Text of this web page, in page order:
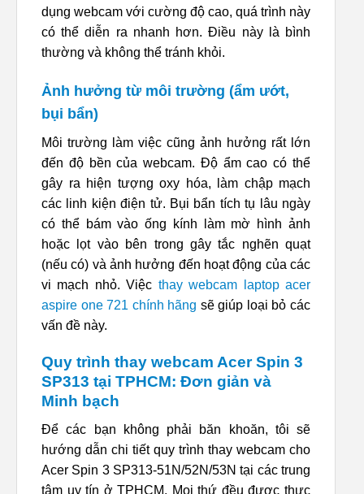
dụng webcam với cường độ cao, quá trình này
có thể diễn ra nhanh hơn. Điều này là bình
thường và không thể tránh khỏi.
Ảnh hưởng từ môi trường (ẩm ướt,
bụi bẩn)
Môi trường làm việc cũng ảnh hưởng rất lớn
đến độ bền của webcam. Độ ẩm cao có thể
gây ra hiện tượng oxy hóa, làm chập mạch
các linh kiện điện tử. Bụi bẩn tích tụ lâu ngày
có thể bám vào ống kính làm mờ hình ảnh
hoặc lọt vào bên trong gây tắc nghẽn quạt
(nếu có) và ảnh hưởng đến hoạt động của các
vi mạch nhỏ. Việc thay webcam laptop acer
aspire one 721 chính hãng sẽ giúp loại bỏ các
vấn đề này.
Quy trình thay webcam Acer Spin 3
SP313 tại TPHCM: Đơn giản và
Minh bạch
Để các bạn không phải băn khoăn, tôi sẽ
hướng dẫn chi tiết quy trình thay webcam cho
Acer Spin 3 SP313-51N/52N/53N tại các trung
tâm uy tín ở TPHCM. Mọi thứ đều được thực